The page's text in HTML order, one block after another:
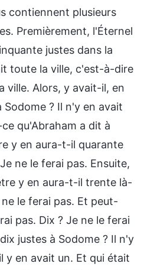
contiennent plusieurs
Premièrement, l'Éternel
justes dans la
toute la ville, c'est-à-dire
ville. Alors, y avait-il, en
? Il n'y en avait
qu'Abraham a dit à
y en aura-t-il quarante
ne le ferai pas. Ensuite,
y en aura-t-il trente là-
le ferai pas. Et peut-
pas. Dix ? Je ne le ferai
justes à Sodome ? Il n'y
y en avait un. Et qui était